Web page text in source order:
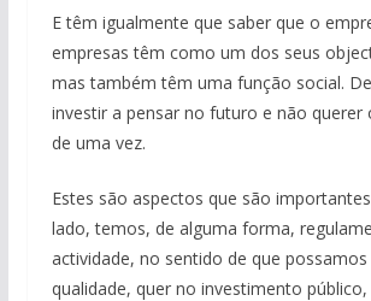
E têm igualmente que saber que o
empresas têm como um dos seus
mas também têm uma função social.
investir a pensar no futuro e não querer
de uma vez.
Estes são aspectos que são
lado, temos, de alguma forma,
actividade, no sentido de que
qualidade, quer no investimento